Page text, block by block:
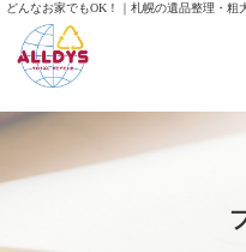
どんなお家でもOK！｜札幌の遺品整理・粗